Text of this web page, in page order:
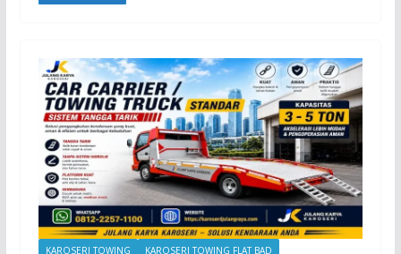
KAROSERI TOWING
KAROSERI TOWING FLAT BAD